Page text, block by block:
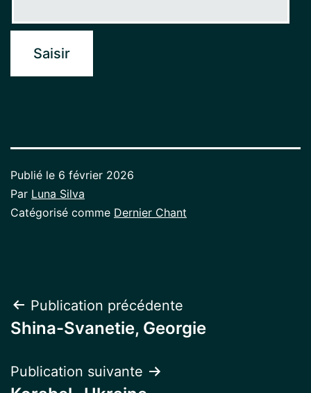
Publié le 6 février 2026
Par Luna Silva
Catégorisé comme Dernier Chant
Navigation
de
l’article
Publication précédente
Shina-Svanetie, Georgie
Publication suivante